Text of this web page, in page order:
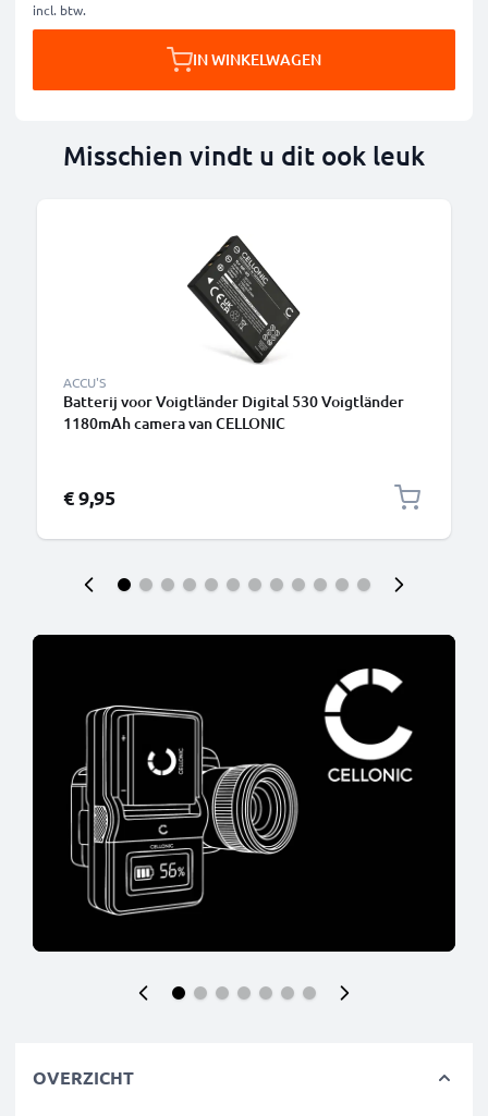
incl. btw.
IN WINKELWAGEN
Misschien vindt u dit ook leuk
ACCU'S
Batterij voor Voigtländer Digital 530 Voigtländer
1180mAh camera van CELLONIC
€ 9,95
OVERZICHT